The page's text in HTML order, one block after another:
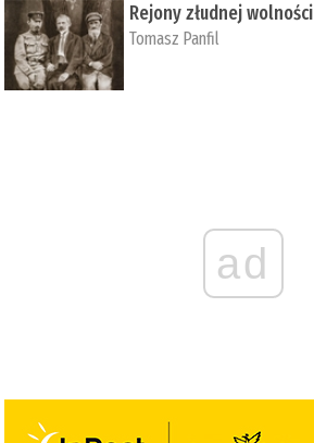
Rejony złudnej wolności
Tomasz Panfil
ad